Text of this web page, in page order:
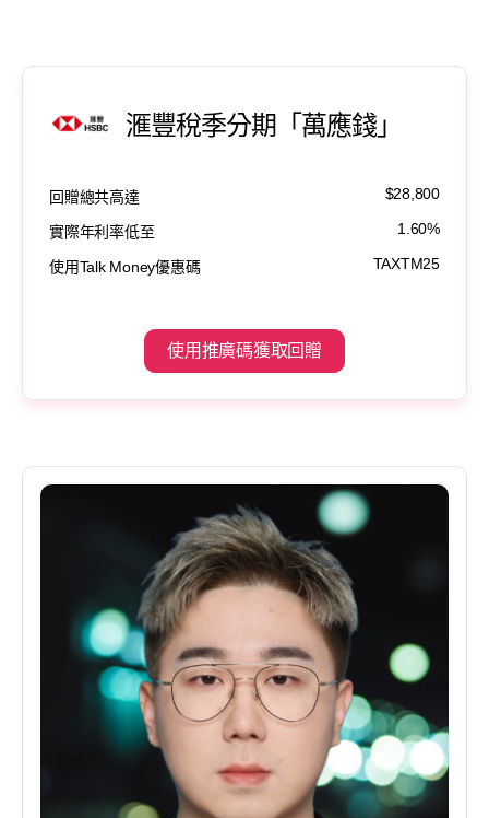
滙豐稅季分期「萬應錢」
回贈總共高達 $28,800
實際年利率低至 1.60%
使用Talk Money優惠碼 TAXTM25
使用推廣碼獲取回贈